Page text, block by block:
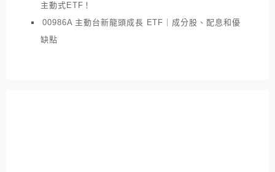
主動式ETF！
00986A 主動台新龍頭成長 ETF｜成分股、配息和優
缺點